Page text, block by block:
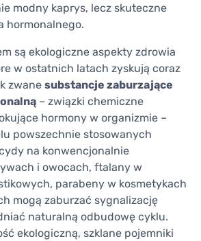
modny kaprys, lecz skuteczne
hormonalnego.
są ekologiczne aspekty zdrowia
w ostatnich latach zyskują coraz
zwane substancje zaburzające
– związki chemiczne
hormony w organizmie –
powszechnie stosowanych
na konwencjonalnie
i owocach, ftalany w
parabeny w kosmetykach
mogą zaburzać sygnalizację
naturalną odbudowę cyklu.
ekologiczną, szklane pojemniki